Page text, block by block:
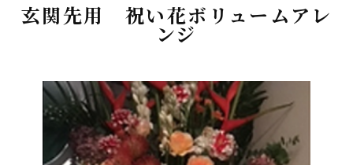
玄関先用 祝い花ボリュームアレ
ンジ